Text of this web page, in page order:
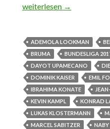
Individuelle
weiterlesen →
ADEMOLA LOOKMAN
BRUMA
BUNDESLIGA
DAYOT UPAMECANO
DOMINIK KAISER
EMIL
IBRAHIMA KONATE
KEVIN KAMPL
KONRAD
LUKAS KLOSTERMANN
MARCEL SABITZER
NABY